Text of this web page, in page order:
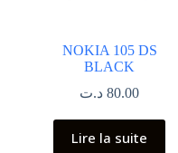
NOKIA 105 DS
BLACK
80.00 د.ت
Lire la suite